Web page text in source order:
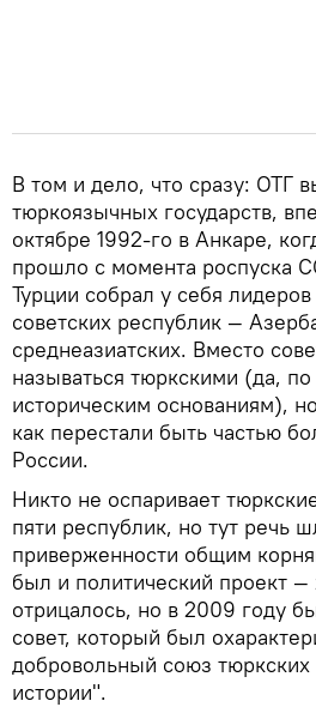
В том и дело, что сразу: ОТГ
тюркоязычных государств,
октябре 1992-го в Анкаре,
прошло с момента роспуска
Турции собрал у себя
советских республик —
среднеазиатских. Вместо
называться тюркскими (да,
историческим основаниям),
как перестали быть частью
России.
Никто не оспаривает
пяти республик, но тут речь
приверженности общим
был и политический проект —
отрицалось, но в 2009 году
совет, который был
добровольный союз тюркских
истории".